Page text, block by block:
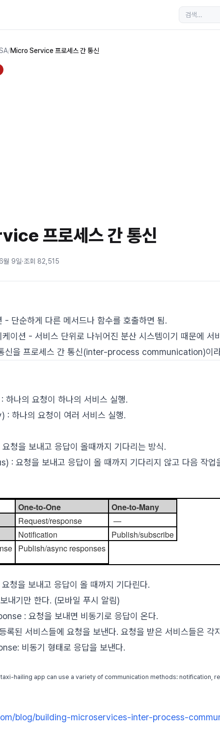
/Micro Service 프로세스 간 통신
프로세스 간 통신
월 9일·조회 82,515
- 단순하게 다른 메서드나 함수를 호출하면 됨.
이션 - 서비스 단위로 나뉘어진 분산 시스템이기 때문에 서
신을 프로세스 간 통신(inter-process communication)이
나의 요청이 하나의 서비스 실행.
하나의 요청이 여러 서비스 실행.
청을 보내고 응답이 올때까지 기다리는 방식.
: 요청을 보내고 응답이 올 때까지 기다리지 않고 다음 작업
One-to-One
One-to-Many
Request/response
—
Notification
Publish/subscribe
Publish/async responses
청을 보내고 응답이 올 때까지 기다린다.
내기만 한다. (모바일 푸시 알림)
: 요청을 보내면 비동기로 응답이 온다.
된 서비스들에 요청을 보낸다. 요청을 받은 서비스들은 각
비동기 형태로 응답을 보낸다.
blog/building-microservices-inter-process-